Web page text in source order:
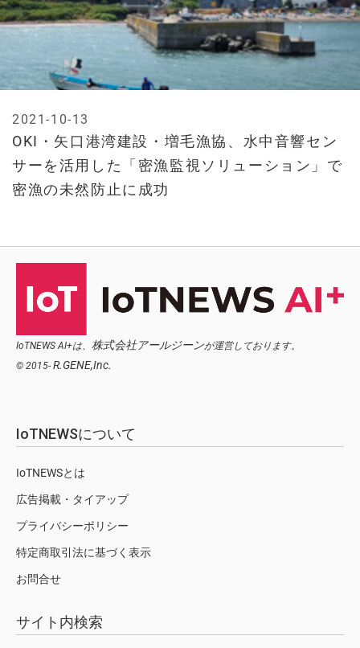
OKI・矢口港湾建設・増毛漁協、水中音響セン
サーを活用した「密漁監視ソリューション」で
密漁の未然防止に成功
2021-10-13
IoTNEWS AI+は、 株式会社アールジーンが運営しております。
© 2015- R.GENE,Inc.
IoTNEWSについて
IoTNEWSとは
広告掲載・タイアップ
プライバシーポリシー
特定商取引法に基づく表示
お問合せ
サイト内検索